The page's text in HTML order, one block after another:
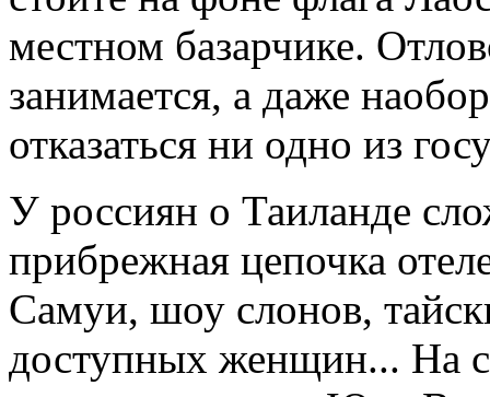
местном базарчике.
занимается, а даже
отказаться ни одно из
У россиян о Таиланде
прибрежная цепочка
Самуи, шоу слонов,
доступных женщин... На